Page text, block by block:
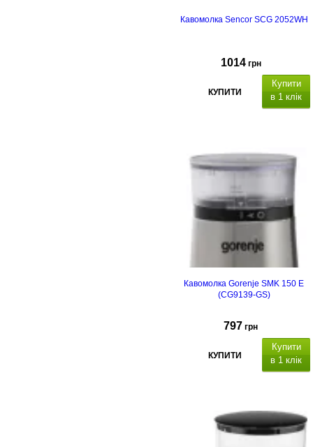
Кавомолка Sencor SCG 2052WH
1014 грн
КУПИТИ
Купити
в 1 клік
Кавомолка Gorenje SMK 150 E
(CG9139-GS)
797 грн
КУПИТИ
Купити
в 1 клік